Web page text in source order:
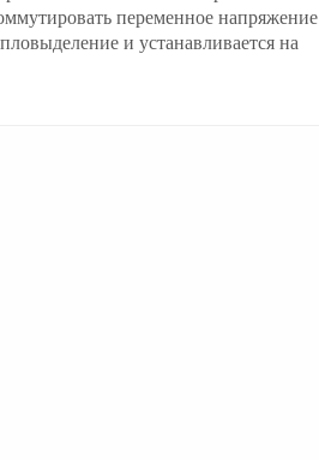
переменное напряжение
и устанавливается на